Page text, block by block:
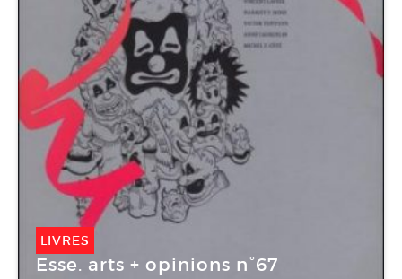
LIVRES
Esse. arts + opinions n°67